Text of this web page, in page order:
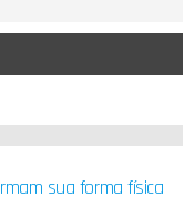
sua forma física